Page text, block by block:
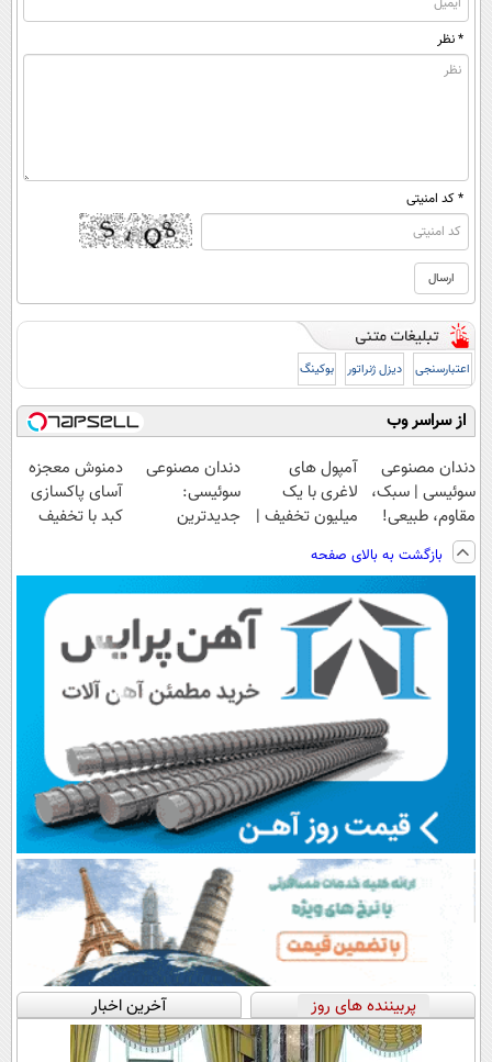
* نظر
* کد امنیتی
اعتبارسنجی دیزل ژنراتور بوکینگ
از سراسر وب
دندان مصنوعی
سوئیسی | سبک،
مقاوم، طبیعی!
ویزیت
رایگان+پرداخت
اقساطی😍
آمپول های
لاغری با یک
میلیون تخفیف |
داروخانه های
معتبر
دندان مصنوعی
سوئیسی:
جدیدترین
پرداخت قسطی
دمنوش معجزه
آسای پاکسازی
کبد با تخفیف
بازگشت به بالای صفحه
پربیننده های روز آخرین اخبار